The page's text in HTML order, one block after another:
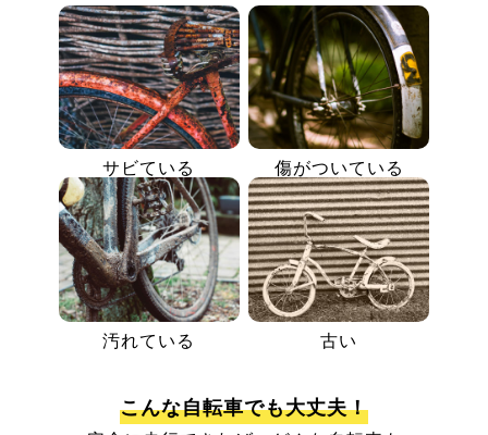
サビている 傷がついている
汚れている 古い
こんな自転車でも大丈夫！